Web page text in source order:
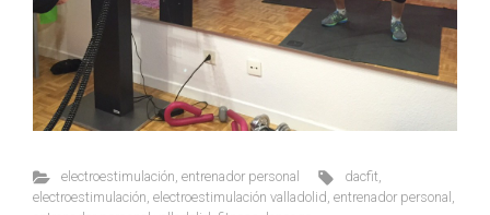
electroestimulación, entrenador personal dacfit,
electroestimulación, electroestimulación valladolid, entrenador personal ,